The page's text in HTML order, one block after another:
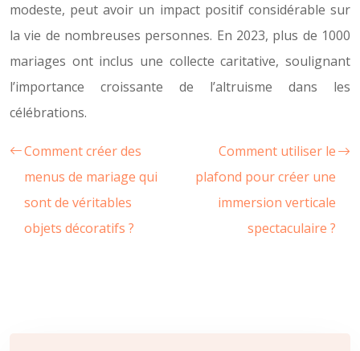
modeste, peut avoir un impact positif considérable sur
la vie de nombreuses personnes. En 2023, plus de 1000
mariages ont inclus une collecte caritative, soulignant
l’importance croissante de l’altruisme dans les
célébrations.
Comment créer des
menus de mariage qui
sont de véritables
objets décoratifs ?
Comment utiliser le
plafond pour créer une
immersion verticale
spectaculaire ?